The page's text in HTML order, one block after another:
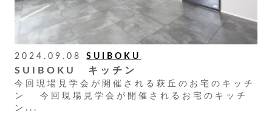
2024.09.08 SUIBOKU
SUIBOKU キッチン
今回現場見学会が開催される萩丘のお宅のキッチ
ン 今回現場見学会が開催されるお宅のキッチ
ン...